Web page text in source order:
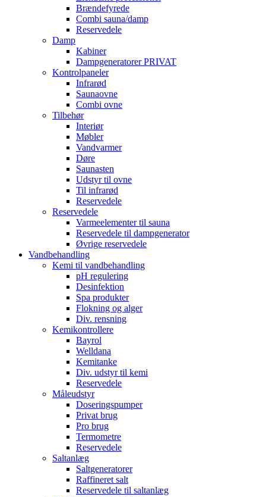
Brændefyrede
Combi sauna/damp
Reservedele
Damp
Kabiner
Dampgeneratorer PRIVAT
Kontrolpaneler
Infrarød
Saunaovne
Combi ovne
Tilbehør
Interiør
Møbler
Vandvarmer
Døre
Saunasten
Udstyr til ovne
Til infrarød
Reservedele
Reservedele
Varmeelementer til sauna
Reservedele til dampgenerator
Øvrige reservedele
Vandbehandling
Kemi til vandbehandling
pH regulering
Desinfektion
Spa produkter
Flokning og alger
Div. rensning
Kemikontrollere
Bayrol
Welldana
Kemitanke
Div. udstyr til kemi
Reservedele
Måleudstyr
Doseringspumper
Privat brug
Pro brug
Termometre
Reservedele
Saltanlæg
Saltgeneratorer
Raffineret salt
Reservedele til saltanlæg